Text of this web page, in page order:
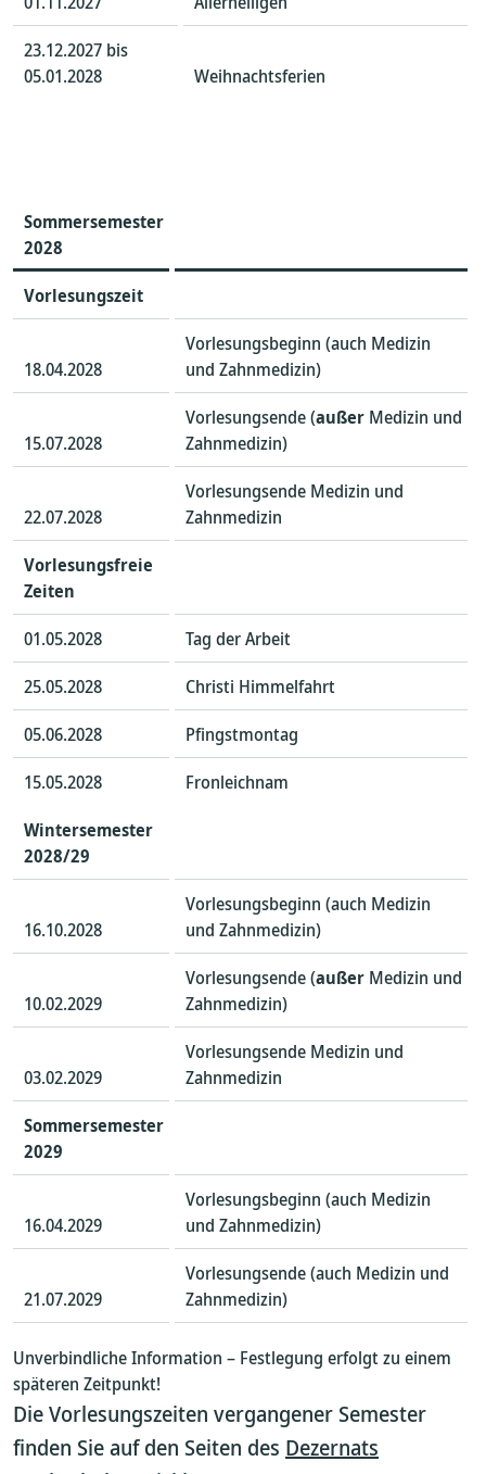
23.12.2027 bis
05.01.2028
Weihnachtsferien
Sommersemester
2028
Vorlesungszeit
18.04.2028
Vorlesungsbeginn (auch Medizin
und Zahnmedizin)
15.07.2028
Vorlesungsende (außer Medizin und
Zahnmedizin)
22.07.2028
Vorlesungsende Medizin und
Zahnmedizin
Vorlesungsfreie
Zeiten
01.05.2028
Tag der Arbeit
25.05.2028
Christi Himmelfahrt
05.06.2028
Pfingstmontag
15.05.2028
Fronleichnam
Wintersemester
2028/29
16.10.2028
Vorlesungsbeginn (auch Medizin
und Zahnmedizin)
10.02.2029
Vorlesungsende (außer Medizin und
Zahnmedizin)
03.02.2029
Vorlesungsende Medizin und
Zahnmedizin
Sommersemester
2029
16.04.2029
Vorlesungsbeginn (auch Medizin
und Zahnmedizin)
21.07.2029
Vorlesungsende (auch Medizin und
Zahnmedizin)
Unverbindliche Information – Festlegung erfolgt zu einem
späteren Zeitpunkt!
Die Vorlesungszeiten vergangener Semester
finden Sie auf den Seiten des Dezernats